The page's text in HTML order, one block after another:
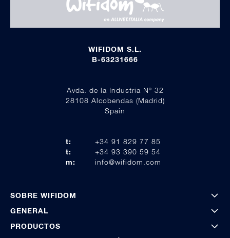
WIFIDOM S.L.
B-63231666
Avda. de la Industria Nº 32
28108 Alcobendas (Madrid)
Spain
t:
+34 91 829 77 85
t:
+34 93 390 59 54
m:
info@wifidom.com
SOBRE WIFIDOM
GENERAL
PRODUCTOS